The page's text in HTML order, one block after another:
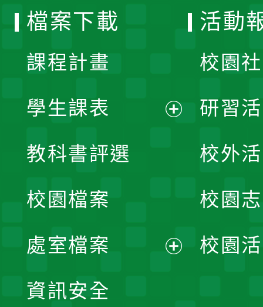
檔案下載
課程計畫
學生課表
單
教科書評選
校園檔案
處室檔案
資訊安全
活動
校園
研習
校外
校園
校園